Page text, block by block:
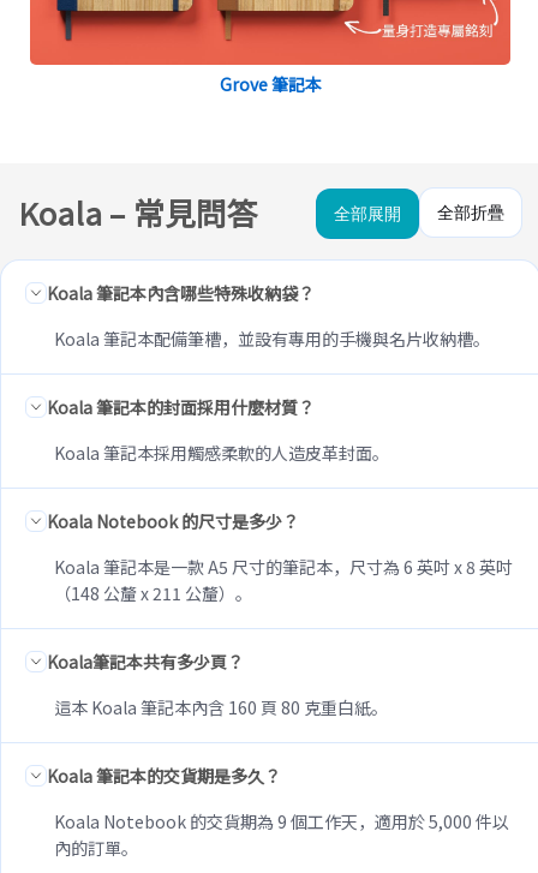
Grove 筆記本
Koala – 常見問答 全部展開 全部折疊
Koala 筆記本內含哪些特殊收納袋？
Koala 筆記本配備筆槽，並設有專用的手機與名片收納槽。
Koala 筆記本的封面採用什麼材質？
Koala 筆記本採用觸感柔軟的人造皮革封面。
Koala Notebook 的尺寸是多少？
Koala 筆記本是一款 A5 尺寸的筆記本，尺寸為 6 英吋 x 8 英吋
（148 公釐 x 211 公釐）。
Koala筆記本共有多少頁？
這本 Koala 筆記本內含 160 頁 80 克重白紙。
Koala 筆記本的交貨期是多久？
Koala Notebook 的交貨期為 9 個工作天，適用於 5,000 件以
內的訂單。